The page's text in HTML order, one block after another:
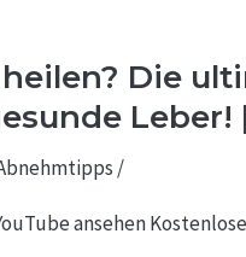
Die
Leber!
/
ansehen